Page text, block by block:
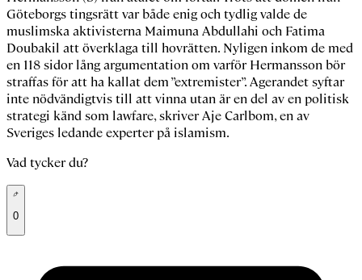
Göteborgs tingsrätt var både enig och tydlig valde de
muslimska aktivisterna Maimuna Abdullahi och Fatima
Doubakil att överklaga till hovrätten. Nyligen inkom de med
en 118 sidor lång argumentation om varför Hermansson bör
straffas för att ha kallat dem ”extremister”. Agerandet syftar
inte nödvändigtvis till att vinna utan är en del av en politisk
strategi känd som lawfare, skriver Aje Carlbom, en av
Sveriges ledande experter på islamism.
Vad tycker du?
0